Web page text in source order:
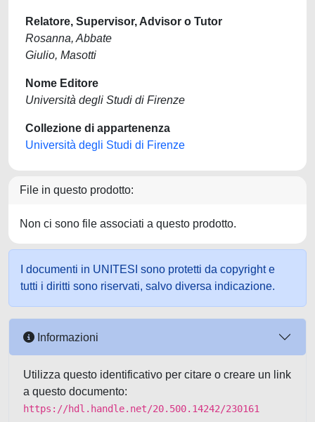
Relatore, Supervisor, Advisor o Tutor
Rosanna, Abbate
Giulio, Masotti
Nome Editore
Università degli Studi di Firenze
Collezione di appartenenza
Università degli Studi di Firenze
File in questo prodotto:
Non ci sono file associati a questo prodotto.
I documenti in UNITESI sono protetti da copyright e
tutti i diritti sono riservati, salvo diversa indicazione.
Informazioni
Utilizza questo identificativo per citare o creare un link
a questo documento:
https://hdl.handle.net/20.500.14242/230161